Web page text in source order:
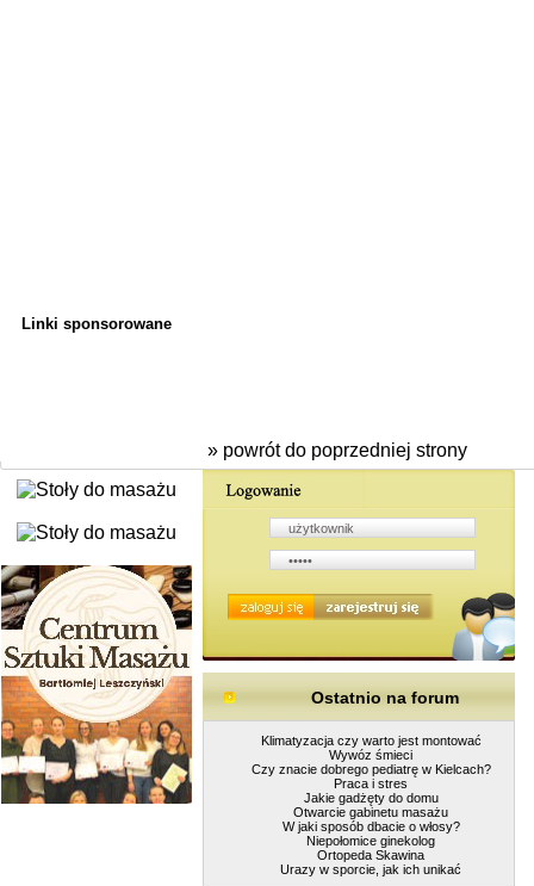
Linki sponsorowane
» powrót do poprzedniej strony
Ostatnio na forum
Klimatyzacja czy warto jest montować
Wywóz śmieci
Czy znacie dobrego pediatrę w Kielcach?
Praca i stres
Jakie gadżęty do domu
Otwarcie gabinetu masażu
W jaki sposób dbacie o włosy?
Niepołomice ginekolog
Ortopeda Skawina
Urazy w sporcie, jak ich unikać